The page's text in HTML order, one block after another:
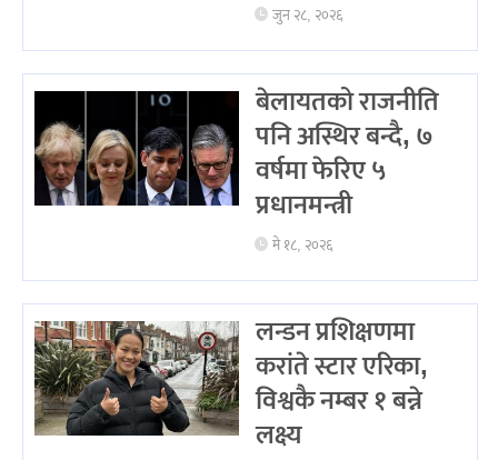
जुन २८, २०२६
बेलायतको राजनीति
पनि अस्थिर बन्दै, ७
वर्षमा फेरिए ५
प्रधानमन्त्री
मे १८, २०२६
लन्डन प्रशिक्षणमा
करांते स्टार एरिका,
विश्वकै नम्बर १ बन्ने
लक्ष्य